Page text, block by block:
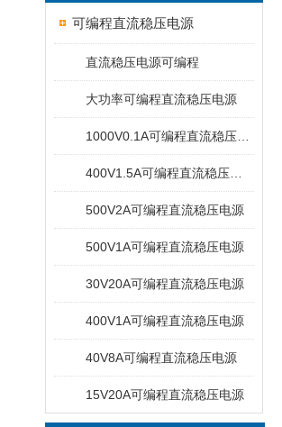
可编程直流稳压电源
直流稳压电源可编程
大功率可编程直流稳压电源
500V2A可编程直流稳压电源
500V1A可编程直流稳压电源
30V20A可编程直流稳压电源
400V1A可编程直流稳压电源
40V8A可编程直流稳压电源
15V20A可编程直流稳压电源